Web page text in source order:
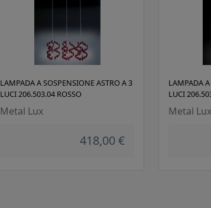
LAMPADA A SOSPENSIONE ASTRO A 3
LUCI 206.503.04 ROSSO
Metal Lux
418,00 €
LAMPADA
LUCI
Metal Lux